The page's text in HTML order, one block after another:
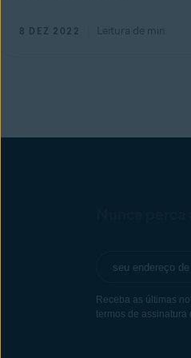
8 DEZ 2022 Leitura de min